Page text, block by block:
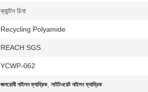
ক্যান্টন চিনা
Recycling Polyamide
REACH SGS
YCWP-062
জলরোধী নাইলন ফ্যাব্রিক,লাইটওয়েট নাইলন ফ্যাব্রিক